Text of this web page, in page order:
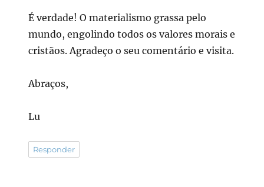
É verdade! O materialismo grassa pelo
mundo, engolindo todos os valores morais e
cristãos. Agradeço o seu comentário e visita.
Abraços,
Lu
Responder